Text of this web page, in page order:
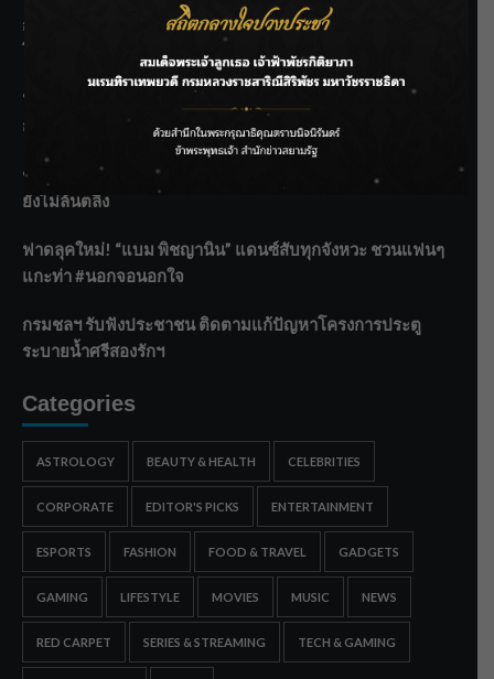
กรมประมงฟื้น “บ้านธารทอง” จากป่าเสื่อมโทรม สู่แหล่ง
โปรตีนยั่งยืนตามพระราชดำริ
“MARQUISE (มาร์คีส์) บุกตลาดโกลบอลต่อเนื่อง ส่งซิงเกิลที่
สอง “IRONIC” เปลี่ยนความเจ็บให้กลายเป็นการเอาคืน”
ชลประทานเชียงใหม่เร่งพร่องน้ำแม่น้ำปิง รับมวลน้ำเหนือ ย้ำ
ยังไม่ล้นตลิ่ง
ฟาดลุคใหม่! “แบม พิชญานิน” แดนซ์สับทุกจังหวะ ชวนแฟนๆ
แกะท่า #นอกจอนอกใจ
กรมชลฯ รับฟังประชาชน ติดตามแก้ปัญหาโครงการประตู
ระบายน้ำศรีสองรักฯ
Categories
ASTROLOGY BEAUTY & HEALTH CELEBRITIES
CORPORATE EDITOR'S PICKS ENTERTAINMENT
ESPORTS FASHION FOOD & TRAVEL GADGETS
GAMING LIFESTYLE MOVIES MUSIC NEWS
RED CARPET SERIES & STREAMING TECH & GAMING